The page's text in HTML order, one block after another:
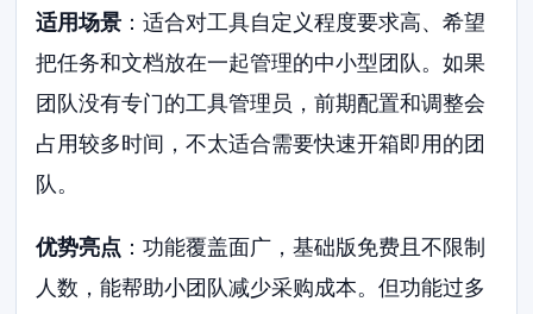
适用场景 ：适合对工具自定义程度要求高、希望
把任务和文档放在一起管理的中小型团队。如果
团队没有专门的工具管理员，前期配置和调整会
占用较多时间，不太适合需要快速开箱即用的团
队。
优势亮点 ：功能覆盖面广，基础版免费且不限制
人数，能帮助小团队减少采购成本。但功能过多